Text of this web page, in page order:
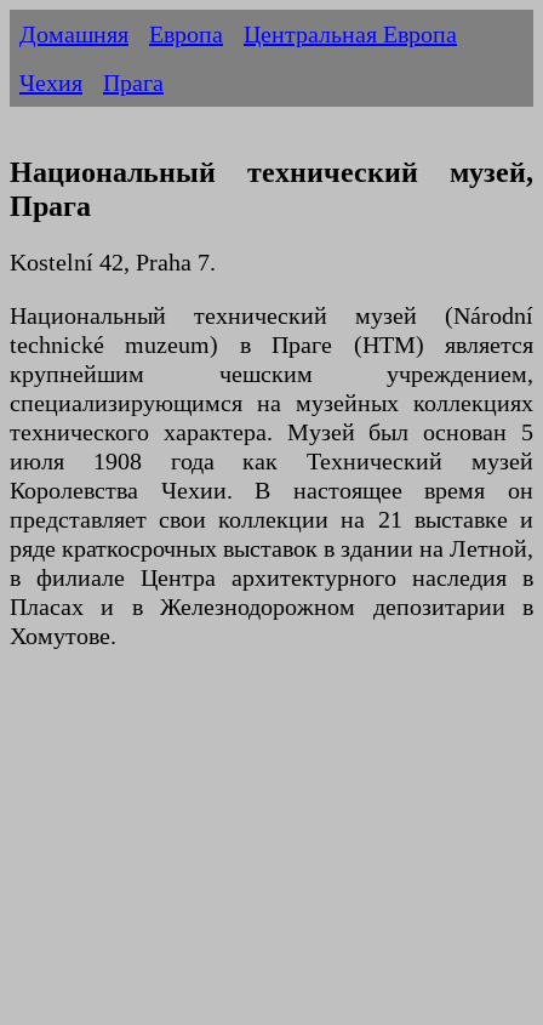
Домашняя Европа
Центральная Европа
Чехия
Прага
Национальный технический музей,
Прага
Kostelní 42, Praha 7.
Национальный технический музей (Národní
technické muzeum) в Праге (НТМ) является
крупнейшим чешским учреждением,
специализирующимся на музейных коллекциях
технического характера. Музей был основан 5
июля 1908 года как Технический музей
Королевства Чехии. В настоящее время он
представляет свои коллекции на 21 выставке и
ряде краткосрочных выставок в здании на Летной,
в филиале Центра архитектурного наследия в
Пласах и в Железнодорожном депозитарии в
Хомутове.